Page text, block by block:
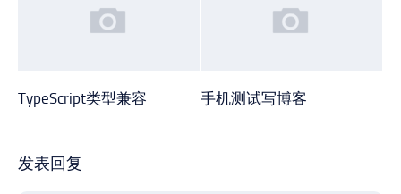
TypeScript类型兼容 手机测试写博客
发表回复